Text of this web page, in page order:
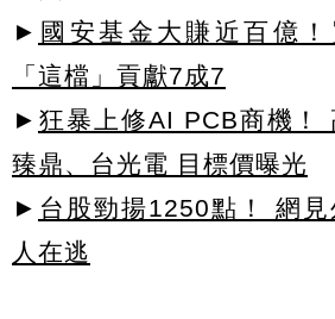
► 國安基金大賺近百億
「這檔」貢獻7成7
► 狂暴上修AI PCB商機！
臻鼎、台光電 目標價曝光
► 台股勁揚1250點！ 網
人在逃